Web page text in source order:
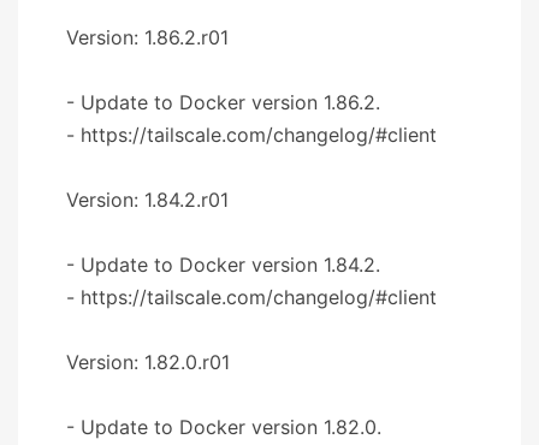
Version: 1.86.2.r01
- Update to Docker version 1.86.2.
- https://tailscale.com/changelog/#client
Version: 1.84.2.r01
- Update to Docker version 1.84.2.
- https://tailscale.com/changelog/#client
Version: 1.82.0.r01
- Update to Docker version 1.82.0.